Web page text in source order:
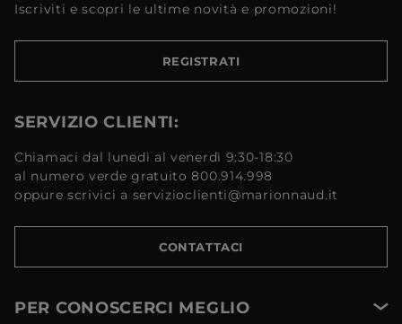
Iscriviti e scopri le ultime novità e promozioni!
REGISTRATI
SERVIZIO CLIENTI:
Chiamaci dal lunedì al venerdì 9:30-18:30
al numero verde gratuito 800.914.998
oppure scrivici a servizioclienti@marionnaud.it
CONTATTACI
PER CONOSCERCI MEGLIO